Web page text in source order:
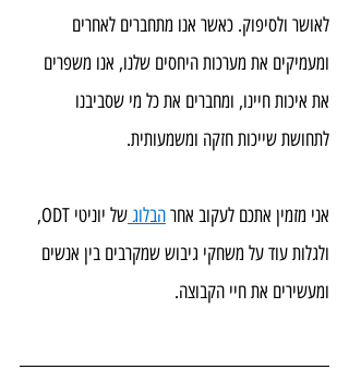
לאושר ולסיפוק. כאשר אנו מתחברים לאחרים
ומעמיקים את מערכות היחסים שלנו, אנו משפרים
את איכות חיינו, ומחברים את כל מי שסביבנו
לתחושת שייכות חזקה ומשמעותית.
אני מזמין אתכם לעקוב אחר הבלוג
של יוניטי ODT,
ולגלות עוד על משחקי גיבוש שמקרבים בין אנשים
ומעשירים את חיי הקבוצה.